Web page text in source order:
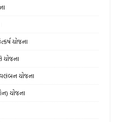
યોજના
યોજના
યોજના
યોજના